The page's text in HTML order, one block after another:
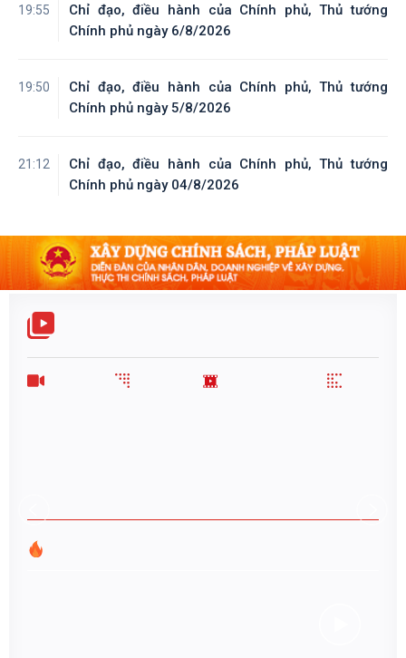
19:55
Chỉ đạo, điều hành của Chính phủ, Thủ tướng
Chính phủ ngày 6/8/2026
19:50
Chỉ đạo, điều hành của Chính phủ, Thủ tướng
Chính phủ ngày 5/8/2026
21:12
Chỉ đạo, điều hành của Chính phủ, Thủ tướng
Chính phủ ngày 04/8/2026